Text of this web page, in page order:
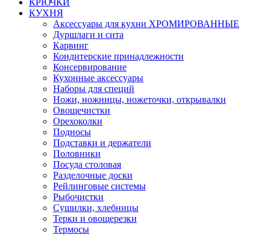
КРЮЧКИ
КУХНЯ
Аксессуары для кухни ХРОМИРОВАННЫЕ
Дуршлаги и сита
Карвинг
Кондитерские принадлежности
Консервирование
Кухонные аксессуары
Наборы для специй
Ножи, ножницы, ножеточки, открывалки
Овощечистки
Орехоколки
Подносы
Подставки и держатели
Половники
Посуда столовая
Разделочные доски
Рейлинговые системы
Рыбочистки
Сушилки, хлебницы
Терки и овощерезки
Термосы